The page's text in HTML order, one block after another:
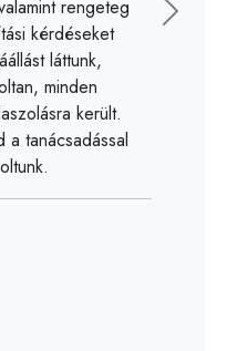
rengeteg
kérdéseket
láttunk,
minden
került.
a tanácsadással